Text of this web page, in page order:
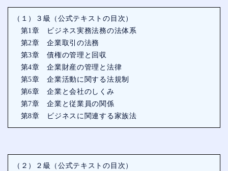
（１）３級（公式テキストの目次）
第1章 ビジネス実務法務の法体系
第2章 企業取引の法務
第3章 債権の管理と回収
第4章 企業財産の管理と法律
第5章 企業活動に関する法規制
第6章 企業と会社のしくみ
第7章 企業と従業員の関係
第8章 ビジネスに関連する家族法
（２）２級（公式テキストの目次）